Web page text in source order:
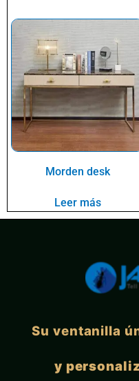
Morden desk
Leer más
Su ventanilla
y